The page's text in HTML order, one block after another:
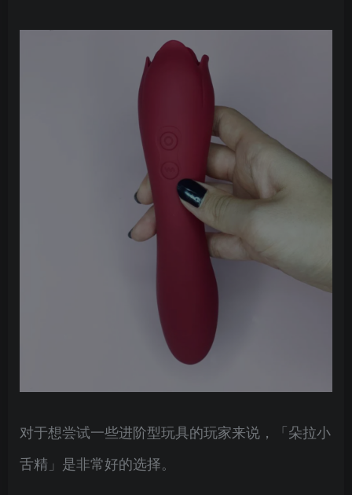
对于想尝试一些进阶型玩具的玩家来说，「朵拉小
舌精」是非常好的选择。